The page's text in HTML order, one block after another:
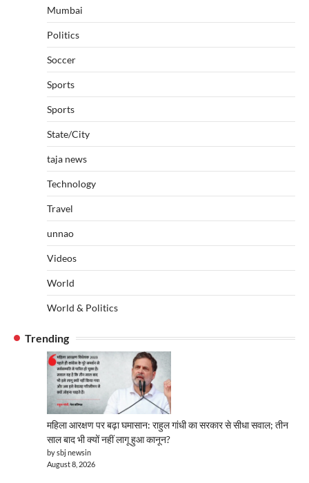
Mumbai
Politics
Soccer
Sports
Sports
State/City
taja news
Technology
Travel
unnao
Videos
World
World & Politics
Trending
महिला आरक्षण पर बढ़ा घमासान: राहुल गांधी का सरकार से सीधा सवाल; तीन
साल बाद भी क्यों नहीं लागू हुआ कानून?
by sbj newsin
August 8, 2026